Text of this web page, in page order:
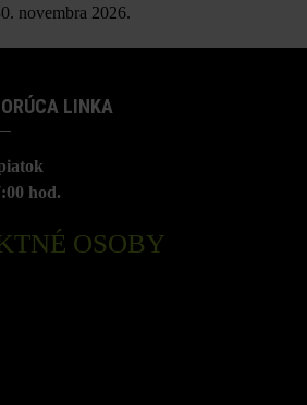
novembra 2026.
LINKA
hod.
OSOBY